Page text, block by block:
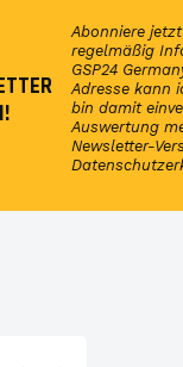
Abonniere
regelmäßig
GSP24
Adresse kann
bin damit
Auswertung
Newsletter-